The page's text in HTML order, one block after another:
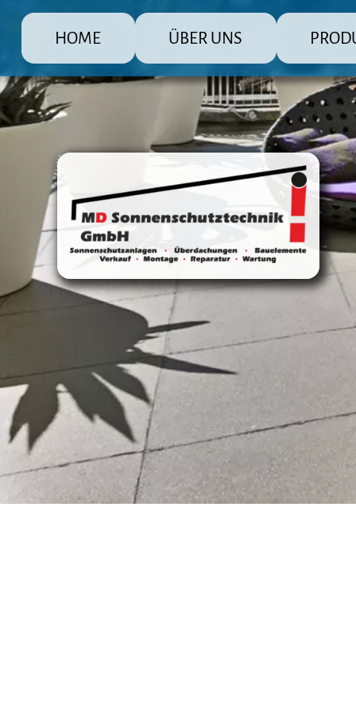
HOME ÜBER UNS
MD Sonnenschutz Rolladenbau
Die große
Raffstore
Markisen